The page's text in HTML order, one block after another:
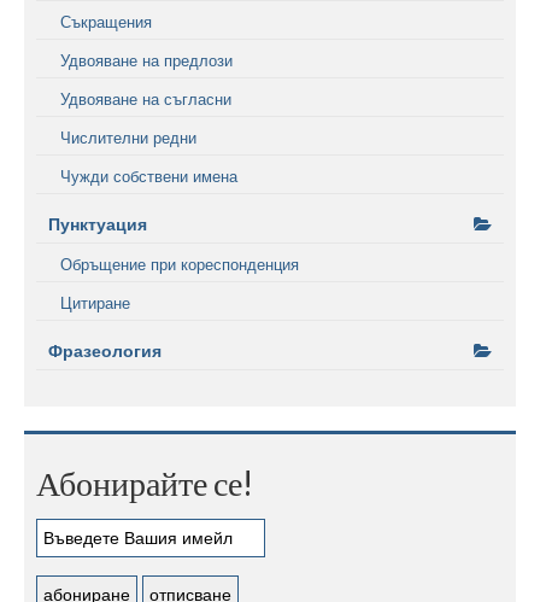
Съкращения
Удвояване на предлози
Удвояване на съгласни
Числителни редни
Чужди собствени имена
Пунктуация
Обръщение при кореспонденция
Цитиране
Фразеология
Абонирайте се!